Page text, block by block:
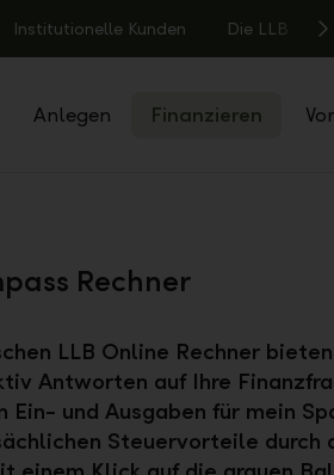
Institutionelle Kunden Die LLB
Anlegen Finanzieren
Rechner
LLB Online Rechner
Antworten auf Ihre
Ein- und Ausgaben für mein
Steuervorteile durch